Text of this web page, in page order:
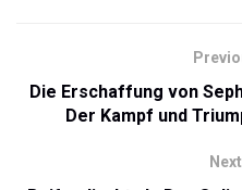
Die Erschaffung von
Der Kampf und